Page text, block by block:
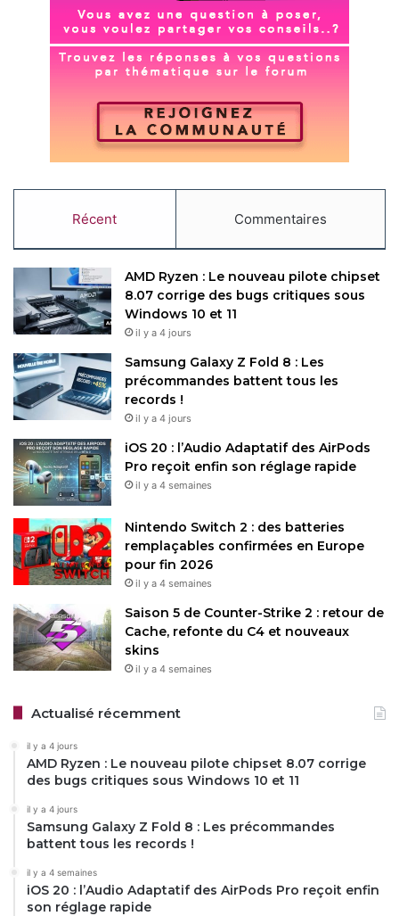
optimiser ses performances, ce modèle pourrait redéfinir
les standards du marché des tablettes haut de gamme. Les
prochaines fuites devraient apporter davantage de détails
sur ses spécifications finales.
Restez connecté via Google News
Samsung Samsung Galaxy
Récent Commentaires
AMD Ryzen : Le nouveau pilote chipset
8.07 corrige des bugs critiques sous
Windows 10 et 11
il y a 4 jours
Samsung Galaxy Z Fold 8 : Les
précommandes battent tous les
records !
il y a 4 jours
iOS 20 : l’Audio Adaptatif des AirPods
Pro reçoit enfin son réglage rapide
il y a 4 semaines
Nintendo Switch 2 : des batteries
remplaçables confirmées en Europe
pour fin 2026
il y a 4 semaines
Saison 5 de Counter-Strike 2 : retour de
Cache, refonte du C4 et nouveaux
skins
il y a 4 semaines
Actualisé récemment
il y a 4 jours
AMD Ryzen : Le nouveau pilote chipset 8.07 corrige
des bugs critiques sous Windows 10 et 11
il y a 4 jours
Samsung Galaxy Z Fold 8 : Les précommandes
battent tous les records !
il y a 4 semaines
iOS 20 : l’Audio Adaptatif des AirPods Pro reçoit enfin
son réglage rapide